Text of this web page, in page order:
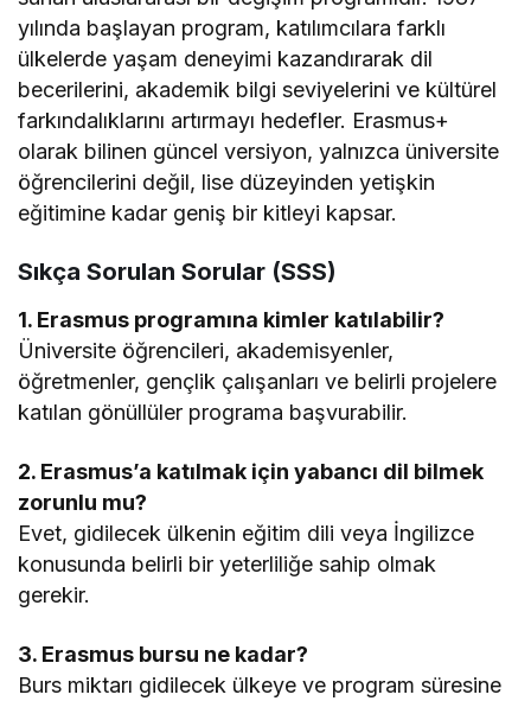
yılında başlayan program, katılımcılara farklı
ülkelerde yaşam deneyimi kazandırarak dil
becerilerini, akademik bilgi seviyelerini ve kültürel
farkındalıklarını artırmayı hedefler. Erasmus+
olarak bilinen güncel versiyon, yalnızca üniversite
öğrencilerini değil, lise düzeyinden yetişkin
eğitimine kadar geniş bir kitleyi kapsar.
Sıkça Sorulan Sorular (SSS)
1. Erasmus programına kimler katılabilir?
Üniversite öğrencileri, akademisyenler,
öğretmenler, gençlik çalışanları ve belirli projelere
katılan gönüllüler programa başvurabilir.
2. Erasmus’a katılmak için yabancı dil bilmek
zorunlu mu?
Evet, gidilecek ülkenin eğitim dili veya İngilizce
konusunda belirli bir yeterliliğe sahip olmak
gerekir.
3. Erasmus bursu ne kadar?
Burs miktarı gidilecek ülkeye ve program süresine